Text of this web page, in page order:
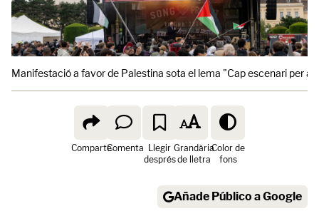
Manifestació a favor de Palestina sota el lema "Cap escenari per
ComparteComenta Llegir
després
Grandària
de lletra
Color de
fons
Añade Público a Google